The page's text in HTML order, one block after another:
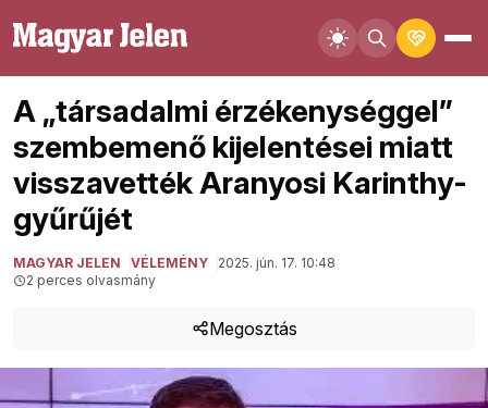
A „társadalmi érzékenységgel”
szembemenő kijelentései miatt
visszavették Aranyosi Karinthy-
gyűrűjét
MAGYAR JELEN VÉLEMÉNY
2025. jún. 17. 10:48
2 perces olvasmány
Megosztás